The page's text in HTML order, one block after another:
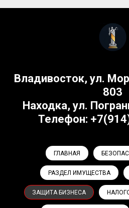
Владивосток, ул.
803
Находка, ул.
Телефон:
ГЛАВНАЯ
РАЗДЕЛ ИМУЩЕСТВА
ЗАЩИТА БИЗНЕСА